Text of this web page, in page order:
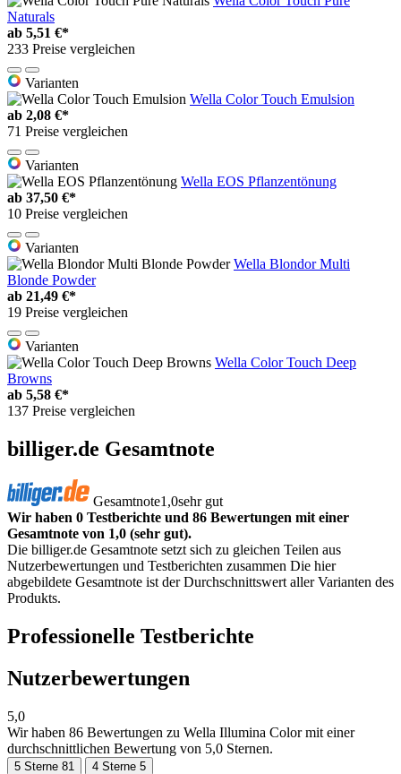
Naturals
ab 5,51 €*
233 Preise vergleichen
Varianten
Wella Color Touch Emulsion
ab 2,08 €*
71 Preise vergleichen
Varianten
Wella EOS Pflanzentönung
ab 37,50 €*
10 Preise vergleichen
Varianten
Wella Blondor Multi
Blonde Powder
ab 21,49 €*
19 Preise vergleichen
Varianten
Wella Color Touch Deep
Browns
ab 5,58 €*
137 Preise vergleichen
billiger.de Gesamtnote
Gesamtnote1,0sehr gut
Wir haben 0 Testberichte und 86 Bewertungen mit einer
Gesamtnote von 1,0 (sehr gut).
Die billiger.de Gesamtnote setzt sich zu gleichen Teilen aus
Nutzerbewertungen und Testberichten zusammen Die hier
abgebildete Gesamtnote ist der Durchschnittswert aller Varianten des
Produkts.
Professionelle Testberichte
Nutzerbewertungen
5,0
Wir haben 86 Bewertungen zu Wella Illumina Color mit einer
durchschnittlichen Bewertung von 5,0 Sternen.
5 Sterne 81 4 Sterne 5